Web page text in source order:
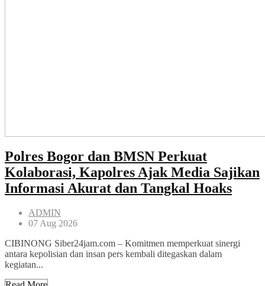
Polres Bogor dan BMSN Perkuat
Kolaborasi, Kapolres Ajak Media Sajikan
Informasi Akurat dan Tangkal Hoaks
ADMIN
07 Aug 2026
CIBINONG Siber24jam.com – Komitmen memperkuat sinergi
antara kepolisian dan insan pers kembali ditegaskan dalam
kegiatan...